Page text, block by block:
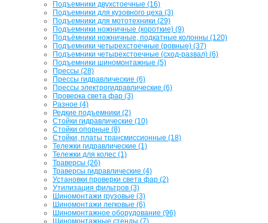
Подъемники двухстоечные (16)
Подъемники для кузовного цеха (3)
Подъемники для мототехники (29)
Подъемники ножничные (короткие) (9)
Подъёмники ножничные, подкатные колонны (120)
Подъемники четырехстоечные (ровные) (37)
Подъемники четырехстоечные (сход-развал) (6)
Подъемники шиномонтажные (5)
Прессы (28)
Прессы гидравлические (6)
Прессы электрогидравлические (6)
Проверка света фар (3)
Разное (4)
Редкие подъемники (2)
Стойки гидравлические (10)
Стойки опорные (8)
Стойки, платы трансмиссионные (18)
Тележки гидравлические (1)
Тележки для колес (1)
Траверсы (26)
Траверсы гидравлические (4)
Установки проверки света фар (2)
Утилизация фильтров (3)
Шиномонтажи грузовые (3)
Шиномонтажи легковые (6)
Шиномонтажное оборудование (96)
Шиномонтажные стенды (7)